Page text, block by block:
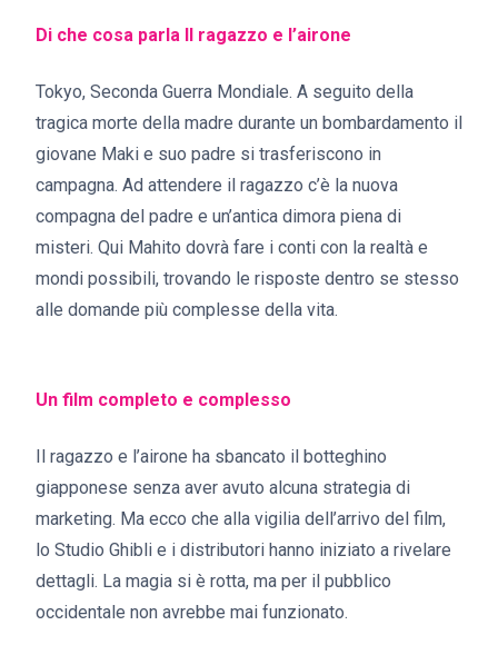
Di che cosa parla Il ragazzo e l’airone
Tokyo, Seconda Guerra Mondiale. A seguito della
tragica morte della madre durante un bombardamento il
giovane Maki e suo padre si trasferiscono in
campagna. Ad attendere il ragazzo c’è la nuova
compagna del padre e un’antica dimora piena di
misteri. Qui Mahito dovrà fare i conti con la realtà e
mondi possibili, trovando le risposte dentro se stesso
alle domande più complesse della vita.
Un film completo e complesso
Il ragazzo e l’airone ha sbancato il botteghino
giapponese senza aver avuto alcuna strategia di
marketing. Ma ecco che alla vigilia dell’arrivo del film,
lo Studio Ghibli e i distributori hanno iniziato a rivelare
dettagli. La magia si è rotta, ma per il pubblico
occidentale non avrebbe mai funzionato.